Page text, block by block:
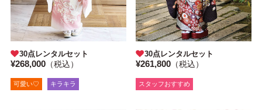
30点レンタルセット
¥268,000（税込）
可愛い♡ キラキラ
30点レンタルセット
¥261,800 （税込）
スタッフおすすめ